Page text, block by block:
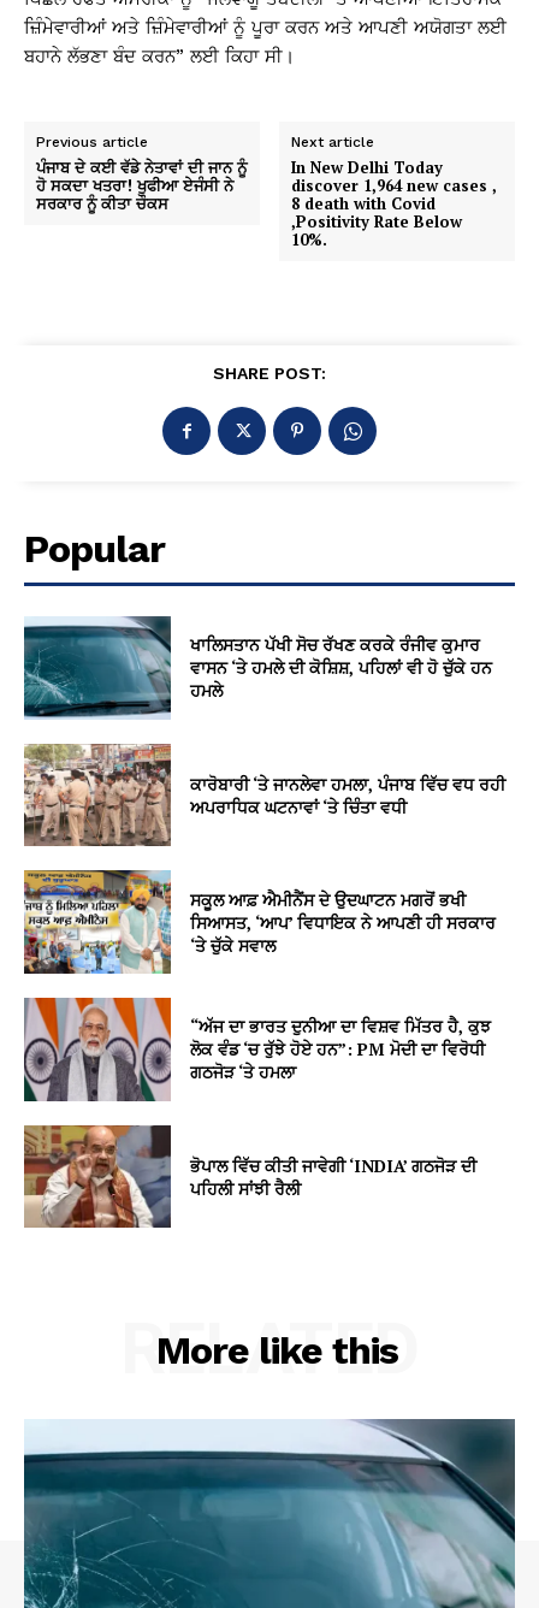
ਜ਼ਿੰਮੇਵਾਰੀਆਂ ਅਤੇ ਜ਼ਿੰਮੇਵਾਰੀਆਂ ਨੂੰ ਪੂਰਾ ਕਰਨ ਅਤੇ ਆਪਣੀ ਅਯੋਗਤਾ ਲਈ
ਬਹਾਨੇ ਲੱਭਣਾ ਬੰਦ ਕਰਨ” ਲਈ ਕਿਹਾ ਸੀ।
Previous article
ਪੰਜਾਬ ਦੇ ਕਈ ਵੱਡੇ ਨੇਤਾਵਾਂ ਦੀ ਜਾਨ ਨੂੰ
ਹੋ ਸਕਦਾ ਖਤਰਾ! ਖੁਫੀਆ ਏਜੰਸੀ ਨੇ
ਸਰਕਾਰ ਨੂੰ ਕੀਤਾ ਚੌਕਸ
Next article
In New Delhi Today
discover 1,964 new cases ,
8 death with Covid
,Positivity Rate Below
10%.
SHARE POST:
Popular
ਖਾਲਿਸਤਾਨ ਪੱਖੀ ਸੋਚ ਰੱਖਣ ਕਰਕੇ ਰੰਜੀਵ ਕੁਮਾਰ
ਵਾਸਨ ‘ਤੇ ਹਮਲੇ ਦੀ ਕੋਸ਼ਿਸ਼, ਪਹਿਲਾਂ ਵੀ ਹੋ ਚੁੱਕੇ ਹਨ
ਹਮਲੇ
ਕਾਰੋਬਾਰੀ ‘ਤੇ ਜਾਨਲੇਵਾ ਹਮਲਾ, ਪੰਜਾਬ ਵਿੱਚ ਵਧ ਰਹੀ
ਅਪਰਾਧਿਕ ਘਟਨਾਵਾਂ ‘ਤੇ ਚਿੰਤਾ ਵਧੀ
ਸਕੂਲ ਆਫ਼ ਐਮੀਨੈਂਸ ਦੇ ਉਦਘਾਟਨ ਮਗਰੋਂ ਭਖੀ
ਸਿਆਸਤ, ‘ਆਪ’ ਵਿਧਾਇਕ ਨੇ ਆਪਣੀ ਹੀ ਸਰਕਾਰ
‘ਤੇ ਚੁੱਕੇ ਸਵਾਲ
“ਅੱਜ ਦਾ ਭਾਰਤ ਦੁਨੀਆ ਦਾ ਵਿਸ਼ਵ ਮਿੱਤਰ ਹੈ, ਕੁਝ
ਲੋਕ ਵੰਡ ‘ਚ ਰੁੱਝੇ ਹੋਏ ਹਨ”: PM ਮੋਦੀ ਦਾ ਵਿਰੋਧੀ
ਗਠਜੋੜ ‘ਤੇ ਹਮਲਾ
ਭੋਪਾਲ ਵਿੱਚ ਕੀਤੀ ਜਾਵੇਗੀ ‘INDIA’ ਗਠਜੋੜ ਦੀ
ਪਹਿਲੀ ਸਾਂਝੀ ਰੈਲੀ
More like this
RELATED